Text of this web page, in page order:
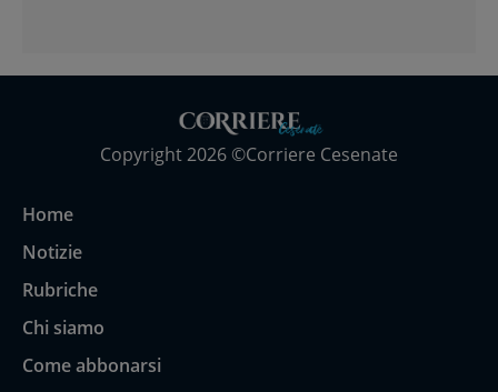
Copyright 2026 ©Corriere Cesenate
Home
Notizie
Rubriche
Chi siamo
Come abbonarsi